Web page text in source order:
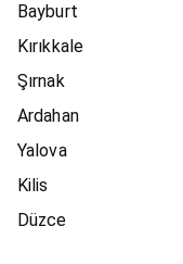
Bayburt
Kırıkkale
Şırnak
Ardahan
Yalova
Kilis
Düzce